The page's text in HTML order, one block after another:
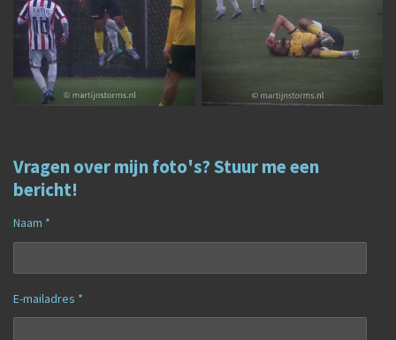
Vragen over mijn foto's? Stuur me een
bericht!
Naam *
E-mailadres *